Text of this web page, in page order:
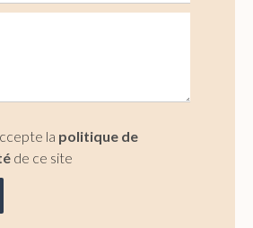
la politique de
de ce site